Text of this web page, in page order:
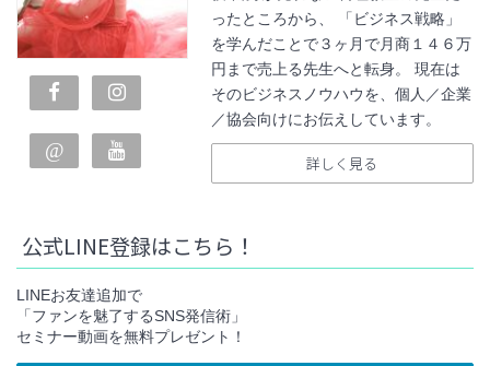
ったところから、 「ビジネス戦略」
を学んだことで３ヶ月で月商１４６万
円まで売上る先生へと転身。 現在は
そのビジネスノウハウを、個人／企業
／協会向けにお伝えしています。
詳しく見る
公式LINE登録はこちら！
LINEお友達追加で
「ファンを魅了するSNS発信術」
セミナー動画を無料プレゼント！